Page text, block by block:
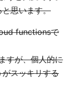
思います。
functionsで
すが、個人的に
スッキリする